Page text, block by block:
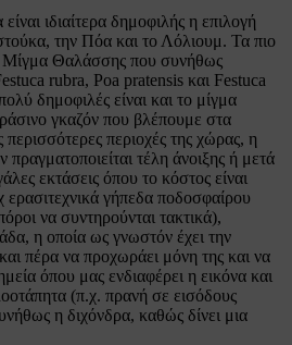
ιδιαίτερα δημοφιλής η επιλογή
την Πόα και το Λόλιουμ. Τα πιο
Μίγμα Θαλάσσης που συνήθως
rubra, Poa pratensis και Festuca
δημοφιλές είναι και το μίγμα
γκαζόν που βλέπουμε στα
περιοχές της χώρας, η
τέλη άνοιξης ή μετά
εκτάσεις όπου το κόστος είναι
ερασιτεχνικά γήπεδα ποδοσφαίρου
να συντηρούνται τακτικά),
η οποία ως γνωστόν έχει την
πέρα να προχωράει μόνη της και να
όπου μας ενδιαφέρει η εικόνα και
(π.χ. πρανή σε εισόδους
η διχόνδρα, καθώς δίνει μια